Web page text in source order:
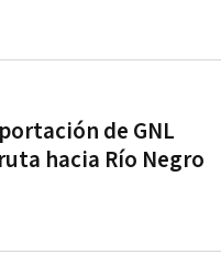
de GNL
hacia Río Negro